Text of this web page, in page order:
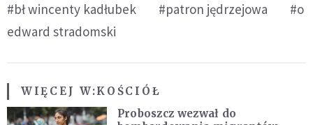
#bł wincenty kadłubek #patron jędrzejowa
#o
edward stradomski
WIĘCEJ W:KOŚCIÓŁ
Proboszcz wezwał do